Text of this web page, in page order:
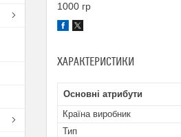
1000 гр
ХАРАКТЕРИСТИКИ
Основні атрибути
Країна виробник
Тип